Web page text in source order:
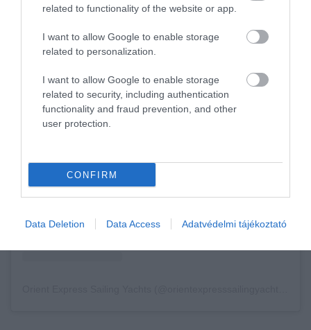
related to functionality of the website or app.
I want to allow Google to enable storage
related to personalization.
I want to allow Google to enable storage
related to security, including authentication
functionality and fraud prevention, and other
user protection.
CONFIRM
Data Deletion Data Access Adatvédelmi tájékoztató
A bejegyzés megtekintése az Instagramon